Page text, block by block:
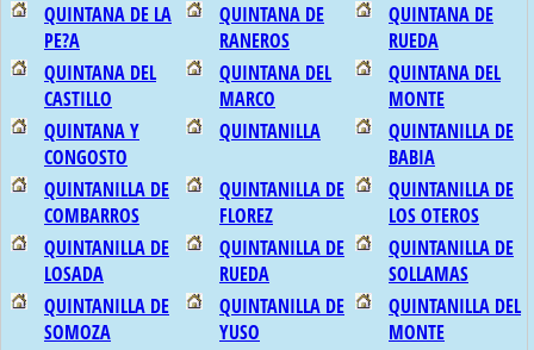
QUINTANA DE LA
PE?A
QUINTANA DE
RANEROS
QUINTANA DE
RUEDA
QUINTANA DEL
CASTILLO
QUINTANA DEL
MARCO
QUINTANA DEL
MONTE
QUINTANA Y
CONGOSTO
QUINTANILLA
QUINTANILLA DE
BABIA
QUINTANILLA DE
COMBARROS
QUINTANILLA DE
FLOREZ
QUINTANILLA DE
LOS OTEROS
QUINTANILLA DE
LOSADA
QUINTANILLA DE
RUEDA
QUINTANILLA DE
SOLLAMAS
QUINTANILLA DE
SOMOZA
QUINTANILLA DE
YUSO
QUINTANILLA DEL
MONTE